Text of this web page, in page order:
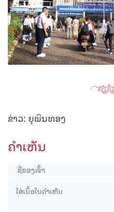
ຂ່າວ: ຍຸພິນທອງ
ຄໍາເຫັນ